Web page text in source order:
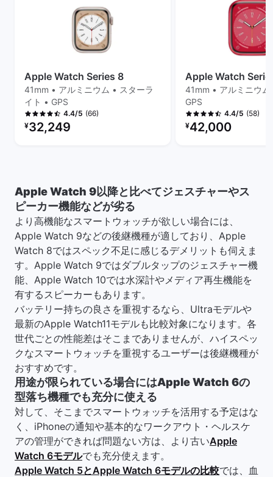
Apple Watch Series 8
41mm • アルミニウム • スターラ
イト • GPS
4.4/5 (66)
リファービッシュ品の価格：
¥32,249
Apple Watch
41mm • アルミニウ
GPS
4.4/5 (58)
リファービッシュ品の
¥42,000
Apple Watch 9以降と比べてジェスチャーやス
ピーカー機能などが劣る
より高機能なスマートウォッチが欲しい場合には、
Apple Watch 9などの後継機種が適しており、Apple
Watch 8ではスペック不足に感じるデメリットも伺えま
す。Apple Watch 9ではダブルタップのジェスチャー機
能、Apple Watch 10では水深計やメディア再生機能を
有するスピーカーもあります。
バッテリー持ちの良さを重視するなら、Ultraモデルや
最新のApple Watch11モデルも比較対象になります。各
世代ごとの性能差はそこまでありませんが、ハイスペッ
クなスマートウォッチを重視するユーザーは後継機種が
おすすめです。
用途が限られている場合にはApple Watch 6の
型落ち機種でも充分に使える
対して、そこまでスマートウォッチを活用する予定はな
く、iPhoneの通知や基本的なワークアウト・ヘルスケ
アの管理ができれば問題ない方は、より古いApple
Watch 6モデルでも充分使えます。
Apple Watch 5とApple Watch 6モデルの比較では、血